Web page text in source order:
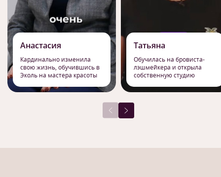
Анастасия
Кардинально изменила
свою жизнь, обучившись в
Эколь на мастера красоты
Татьяна
Обучилась на бровиста-
лэшмейкера и открыла
собственную студию